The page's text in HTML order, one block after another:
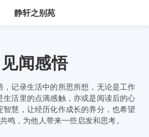
静轩之别苑
见闻感悟
，记录生活中的所思所想，无论是工作
生活里的点滴感触，亦或是阅读后的心
智慧，让经历化作成长的养分，也希望
鸣，为他人带来一些启发和思考。